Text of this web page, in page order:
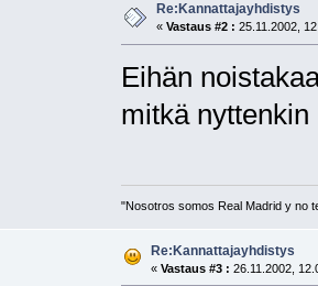
Re:Kannattajayhdistys
« Vastaus #2 : 25.11.2002,
Eihän
mitkä
"Nosotros somos Real Madrid y no
Re:Kannattajayhdistys
« Vastaus #3 : 26.11.2002,